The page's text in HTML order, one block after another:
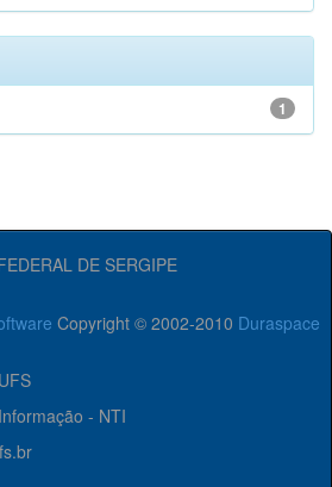
1
DE SERGIPE
Copyright © 2002-2010 Duraspace
- NTI